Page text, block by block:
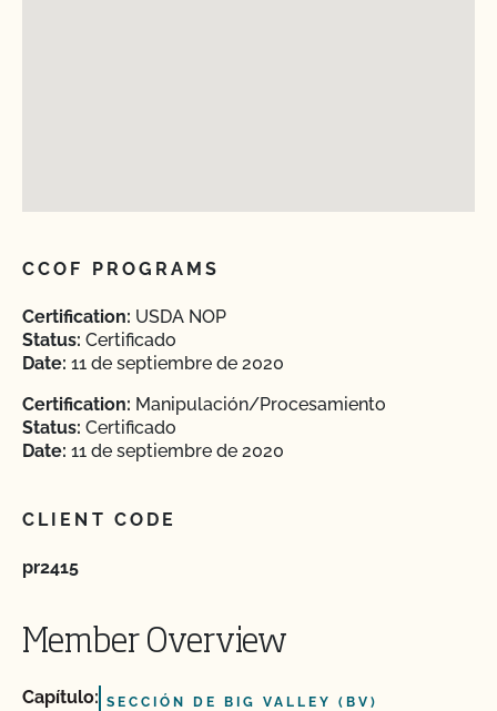
CCOF PROGRAMS
Certification: USDA NOP
Status: Certificado
Date: 11 de septiembre de 2020
Certification: Manipulación/Procesamiento
Status: Certificado
Date: 11 de septiembre de 2020
CLIENT CODE
pr2415
Member Overview
Capítulo: SECCIÓN DE BIG VALLEY (BV)